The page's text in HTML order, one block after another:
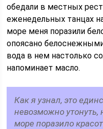
обедали в местных
еженедельных танцах
море меня поразили
опоясано
вода в нем настолько
напоминает масло.
Как я узнал, это
невозможно утонуть,
море поразило